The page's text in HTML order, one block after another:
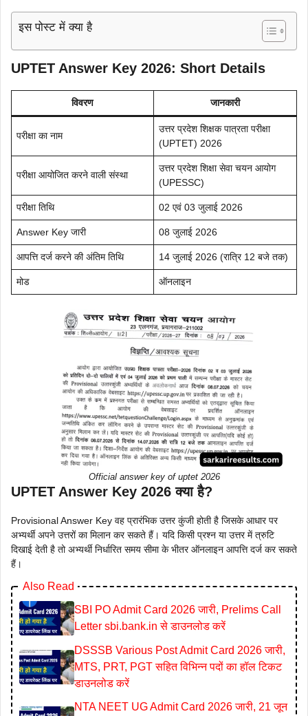
इस पोस्ट में क्या है
UPTET Answer Key 2026: Short Details
विवरण जानकारी
परीक्षा का नाम
उत्तर प्रदेश शिक्षक पात्रता परीक्षा
(UPTET) 2026
परीक्षा आयोजित करने वाली संस्था
उत्तर प्रदेश शिक्षा सेवा चयन आयोग
(UPESSC)
परीक्षा तिथि 02 एवं 03 जुलाई 2026
Answer Key जारी 08 जुलाई 2026
आपत्ति दर्ज करने की अंतिम तिथि 14 जुलाई 2026 (रात्रि 12 बजे तक)
मोड ऑनलाइन
Official answer key of uptet 2026
UPTET Answer Key 2026 क्या है?
Provisional Answer Key वह प्रारंभिक उत्तर कुंजी होती है जिसके आधार पर
अभ्यर्थी अपने उत्तरों का मिलान कर सकते हैं। यदि किसी प्रश्न या उत्तर में त्रुटि
दिखाई देती है तो अभ्यर्थी निर्धारित समय सीमा के भीतर ऑनलाइन आपत्ति दर्ज कर सकते
हैं।
Also Read
SBI PO Admit Card 2026 जारी, Prelims Call
Letter sbi.bank.in से डाउनलोड करें
DSSSB Various Post Admit Card 2026 जारी,
MTS, PRT, PGT सहित विभिन्न पदों का हॉल टिकट
डाउनलोड करें
NTA NEET UG Admit Card 2026 जारी, 21 जून